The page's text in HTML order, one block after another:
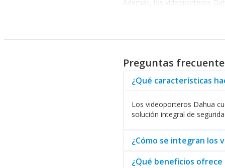
Además, los videoporteros
Innovaciones en
hay actividad en su entrada.
importar dónde se encuentre.
En cuanto a la instalación,
residencias como las
inteligente a largo plazo.
de seguridad, Abasteo se
soluciones estratégicas para
Preguntas
¿Qué características
Los videoporteros Dahua
solución integral de
¿Cómo se integran los
¿Qué beneficios